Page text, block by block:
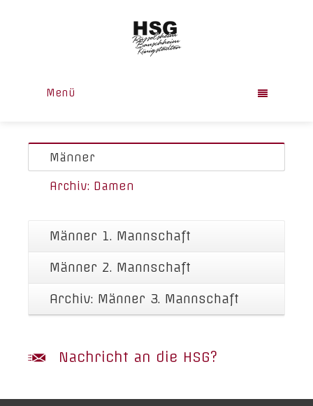
Menü
Männer
Archiv: Damen
Männer 1. Mannschaft
Männer 2. Mannschaft
Archiv: Männer 3. Mannschaft
Nachricht an die HSG?